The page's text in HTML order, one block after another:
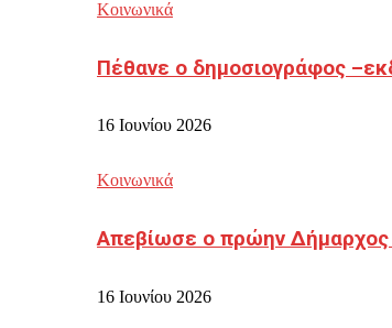
Κοινωνικά
Πέθανε ο δημοσιογράφος
16 Ιουνίου 2026
Κοινωνικά
Απεβίωσε ο πρώην Δήμαρχος
16 Ιουνίου 2026